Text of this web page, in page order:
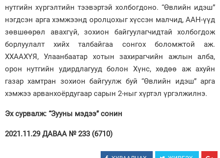
нутгийн хүргэлтийн тээвэртэй холбогдоно. “Өвлийн идэш”
нэгдсэн арга хэмжээнд оролцохыг хүссэн малчид, ААН-үүд
зөвшөөрөл авахгүй, зохион байгуулагчидтай холбогдож
борлуулалт хийх талбайгаа сонгох боломжтой аж.
ХХААХҮЯ, Улаанбаатар хотын захирагчийн ажлын алба,
орон нутгийн удирдлагууд болон Хүнс, хөдөө аж ахуйн
газар хамтран зохион байгуулж буй “Өвлийн идэш” арга
хэмжээ арванхоёрдугаар сарын 2-ныг хүртэл үргэлжилнэ.
Эх сурвалж: “Зууны мэдээ” сонин
2021.11.29 ДАВАА № 233 (6710)